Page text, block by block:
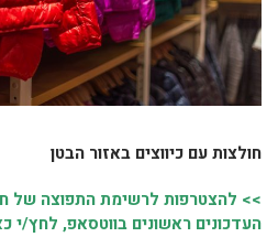
חולצות עם כיווצים באזור הבטן
>> להצטרפות לרשימת התפוצה של
העדכונים ראשונים בווטסאפ, לחץ/י